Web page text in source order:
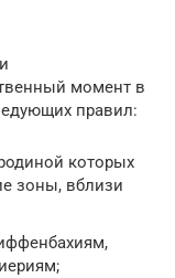
момент в
правил:
которых
зоны, вблизи